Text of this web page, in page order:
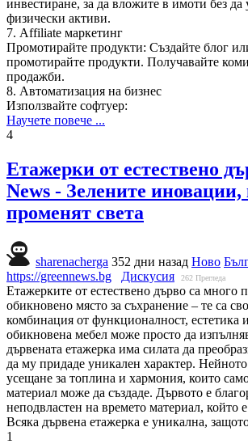
инвестиране, за да вложите в имоти без да
физически активи.
7. Affiliate маркетинг
Промотирайте продукти: Създайте блог
промотирайте продукти. Получавайте
продажби.
8. Автоматизация на бизнес
Използвайте софтуер:
Научете повече ...
4
Етажерки от естествено
News - Зелените иновации,
променят света
sharenacherga 352 дни назад Ново
https://greennews.bg
Дискусия 262 Прегледа
Етажерките от естествено дърво са много
обикновено място за съхранение – те са
комбинация от функционалност, естетика
обикновена мебел може просто да
дървената етажерка има силата да
да му придаде уникален характер.
усещане за топлина и хармония, които
материал може да създаде. Дървото е
неподвластен на времето материал, който
Всяка дървена етажерка е уникална,
1